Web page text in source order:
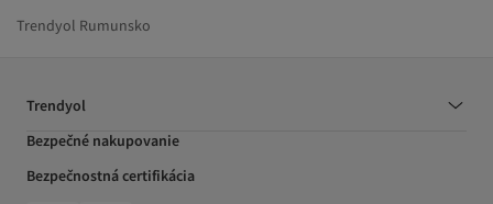
Trendyol Rumunsko
Trendyol
Bezpečné nakupovanie
Bezpečnostná certifikácia